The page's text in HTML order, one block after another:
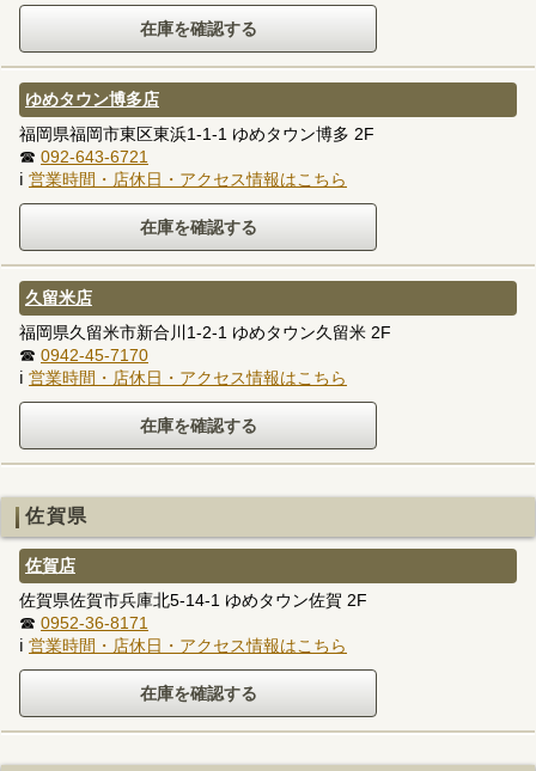
ゆめタウン博多店
福岡県福岡市東区東浜1-1-1 ゆめタウン博多 2F
☎ 092-643-6721
ℹ 営業時間・店休日・アクセス情報はこちら
久留米店
福岡県久留米市新合川1-2-1 ゆめタウン久留米 2F
☎ 0942-45-7170
ℹ 営業時間・店休日・アクセス情報はこちら
佐賀県
佐賀店
佐賀県佐賀市兵庫北5-14-1 ゆめタウン佐賀 2F
☎ 0952-36-8171
ℹ 営業時間・店休日・アクセス情報はこちら